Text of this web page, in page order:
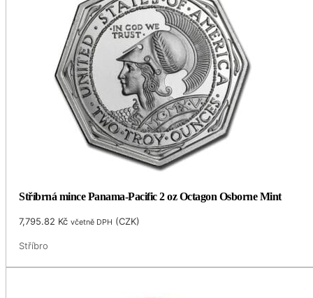
Stříbrná mince Panama-Pacific 2 oz Octagon Osborne Mint
7,795.82 Kč včetně DPH (CZK)
Stříbro